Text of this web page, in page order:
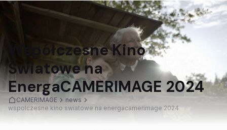
Współczesne Kino
Światowe na
EnergaCAMERIMAGE 2024
CAMERIMAGE
news
wspolczesne kino swiatowe na energacamerimage 2024